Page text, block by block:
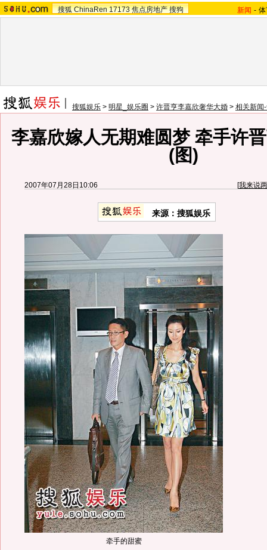
搜狐 ChinaRen 17173 焦点房地产 搜狗 新闻 -
搜狐娱乐 > 明星_娱乐圈 > 许晋亨李嘉欣奢华大婚 > 相关新闻
李嘉欣嫁人无期难圆梦 牵手许
(图)
2007年07月28日10:06 [我来说
来源： 搜狐娱乐
牵手的甜蜜